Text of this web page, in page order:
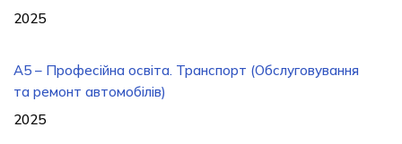
2025
А5 – Професійна освіта. Транспорт (Обслуговування
та ремонт автомобілів)
2025